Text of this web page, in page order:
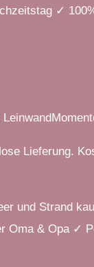
✓
Lieferung.
und Strand
Oma & Opa ✓